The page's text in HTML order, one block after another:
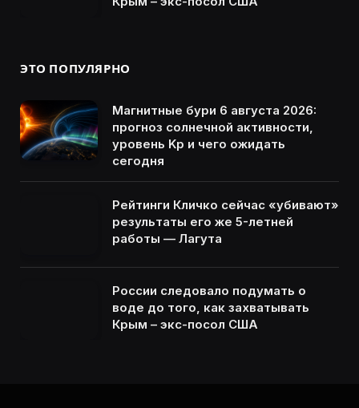
ЭТО ПОПУЛЯРНО
Магнитные бури 6 августа 2026:
прогноз солнечной активности,
уровень Kp и чего ожидать
сегодня
Рейтинги Кличко сейчас «убивают»
результаты его же 5-летней
работы — Лагута
России следовало подумать о
воде до того, как захватывать
Крым – экс-посол США